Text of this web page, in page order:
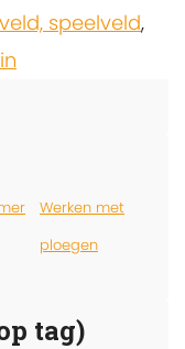
speelveld,
Werken met
ploegen
tag)